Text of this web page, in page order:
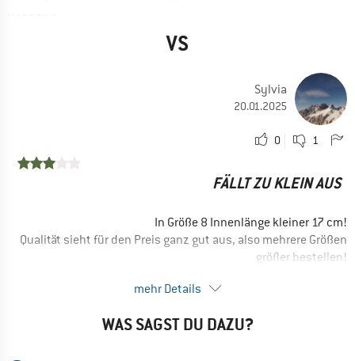
Ja, ich würde das Produkt einem Freund empfehlen
VS
Sylvia
20.01.2025
0 1
FÄLLT ZU KLEIN AUS
In Größe 8 Innenlänge kleiner 17 cm!
Qualität sieht für den Preis ganz gut aus, also mehrere Größen
größer bestellen!
mehr Details
WAS SAGST DU DAZU?